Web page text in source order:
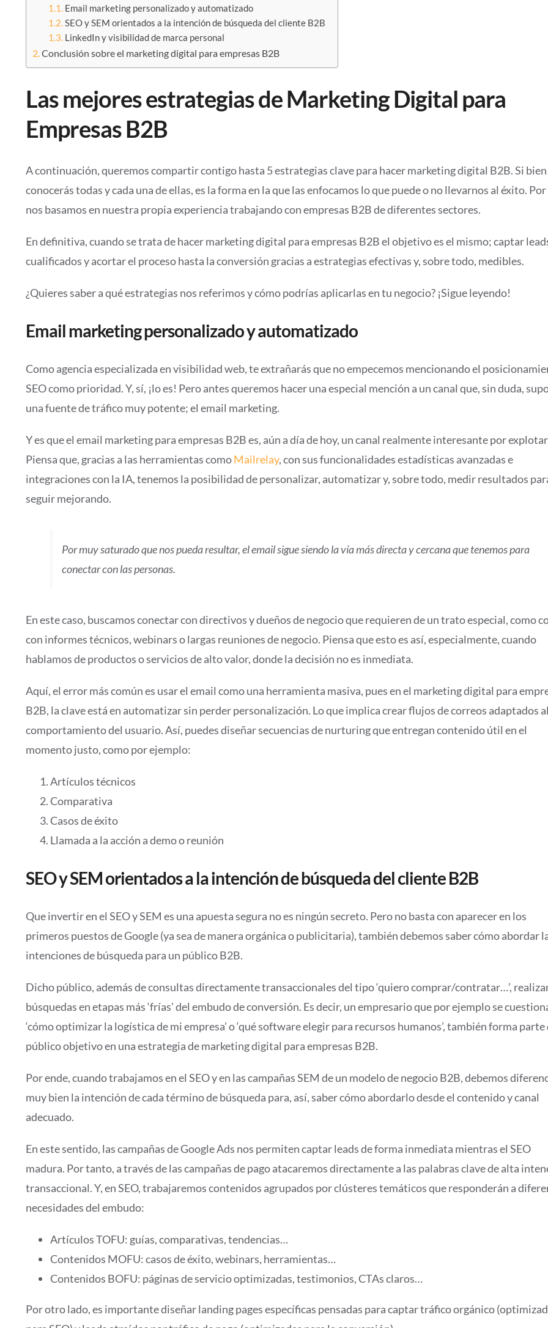
Email marketing personalizado y automatizado
SEO y SEM orientados a la intención de búsqueda del cliente B2B
LinkedIn y visibilidad de marca personal
Conclusión sobre el marketing digital para empresas B2B
Las mejores estrategias de Marketing Digital para
Empresas B2B
A continuación, queremos compartir contigo hasta 5 estrategias clave para hacer marketing digital B2B. Si bien
conocerás todas y cada una de ellas, es la forma en la que las enfocamos lo que puede o no llevarnos al éxito. Por
nos basamos en nuestra propia experiencia trabajando con empresas B2B de diferentes sectores.
En definitiva, cuando se trata de hacer marketing digital para empresas B2B el objetivo es el mismo; captar
cualificados y acortar el proceso hasta la conversión gracias a estrategias efectivas y, sobre todo, medibles.
¿Quieres saber a qué estrategias nos referimos y cómo podrías aplicarlas en tu negocio? ¡Sigue leyendo!
Email marketing personalizado y automatizado
Como agencia especializada en visibilidad web, te extrañarás que no empecemos mencionando el
SEO como prioridad. Y, sí, ¡lo es! Pero antes queremos hacer una especial mención a un canal que, sin duda,
una fuente de tráfico muy potente; el email marketing.
Y es que el email marketing para empresas B2B es, aún a día de hoy, un canal realmente interesante por
Piensa que, gracias a las herramientas comoMailrelay, con sus funcionalidades estadísticas avanzadas e
integraciones con la IA, tenemos la posibilidad de personalizar, automatizar y, sobre todo, medir resultados
seguir mejorando.
Por muy saturado que nos pueda resultar, el email sigue siendo la vía más directa y cercana que tenemos para
conectar con las personas.
En este caso, buscamos conectar con directivos y dueños de negocio que requieren de un trato especial, como
con informes técnicos, webinars o largas reuniones de negocio. Piensa que esto es así, especialmente, cuando
hablamos de productos o servicios de alto valor, donde la decisión no es inmediata.
Aquí, el error más común es usar el email como una herramienta masiva, pues en el marketing digital para
B2B, la clave está en automatizar sin perder personalización. Lo que implica crear flujos de correos adaptados
comportamiento del usuario. Así, puedes diseñar secuencias de nurturing que entregan contenido útil en el
momento justo, como por ejemplo:
Artículos técnicos
Comparativa
Casos de éxito
Llamada a la acción a demo o reunión
SEO y SEM orientados a la intención de búsqueda del cliente B2B
Que invertir en el SEO y SEM es una apuesta segura no es ningún secreto. Pero no basta con aparecer en los
primeros puestos de Google (ya sea de manera orgánica o publicitaria), también debemos saber cómo abordar
intenciones de búsqueda para un público B2B.
Dicho público, además de consultas directamente transaccionales del tipo ‘quiero comprar/contratar…’,
búsquedas en etapas más ‘frías’ del embudo de conversión. Es decir, un empresario que por ejemplo se
‘cómo optimizar la logística de mi empresa’ o ‘qué software elegir para recursos humanos’, también forma parte
público objetivo en una estrategia de marketing digital para empresas B2B.
Por ende, cuando trabajamos en el SEO y en las campañas SEM de un modelo de negocio B2B, debemos
muy bien la intención de cada término de búsqueda para, así, saber cómo abordarlo desde el contenido y canal
adecuado.
En este sentido, las campañas de Google Ads nos permiten captar leads de forma inmediata mientras el SEO
madura. Por tanto, a través de las campañas de pago atacaremos directamente a las palabras clave de alta
transaccional. Y, en SEO, trabajaremos contenidos agrupados por clústeres temáticos que responderán a
necesidades del embudo:
Artículos TOFU: guías, comparativas, tendencias…
Contenidos MOFU: casos de éxito, webinars, herramientas…
Contenidos BOFU: páginas de servicio optimizadas, testimonios, CTAs claros…
Por otro lado, es importante diseñar landing pages específicas pensadas para captar tráfico orgánico